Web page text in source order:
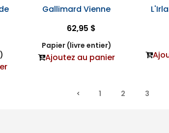
Gallimard Vienne
62,95 $
Papier (livre entier)
Ajoutez au panier
1 2 3